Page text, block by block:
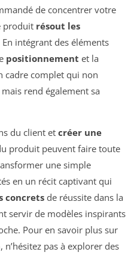
de concentrer votre
produit résout les
intégrant des éléments
positionnement et la
cadre complet qui non
rend également sa
du client et créer une
produit peuvent faire toute
une simple
en un récit captivant qui
concrets de réussite dans la
servir de modèles inspirants
Pour en savoir plus sur
, n’hésitez pas à explorer des